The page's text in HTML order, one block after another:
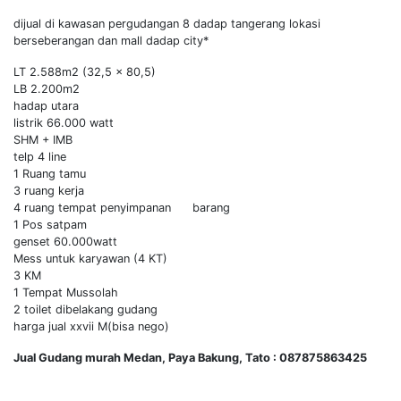
dijual di kawasan pergudangan 8 dadap tangerang lokasi
berseberangan dan mall dadap city*
LT 2.588m2 (32,5 x 80,5)
LB 2.200m2
hadap utara
listrik 66.000 watt
SHM + IMB
telp 4 line
1 Ruang tamu
3 ruang kerja
4 ruang tempat penyimpanan barang
1 Pos satpam
genset 60.000watt
Mess untuk karyawan (4 KT)
3 KM
1 Tempat Mussolah
2 toilet dibelakang gudang
harga jual xxvii M(bisa nego)
Jual Gudang murah Medan, Paya Bakung, Tato : 087875863425